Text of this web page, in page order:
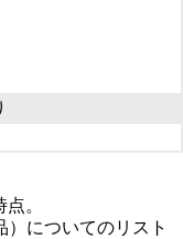
。
）についてのリスト